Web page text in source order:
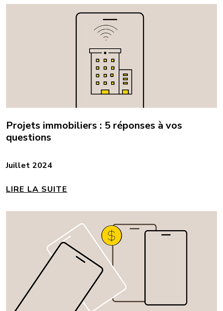
Projets immobiliers : 5 réponses à vos
questions
Juillet 2024
LIRE LA SUITE